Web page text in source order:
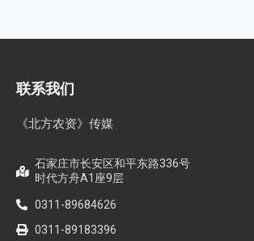
联系我们
《北方农资》传媒
石家庄市长安区和平东路336号
时代方舟A1座9层
0311-89684626
0311-89183396